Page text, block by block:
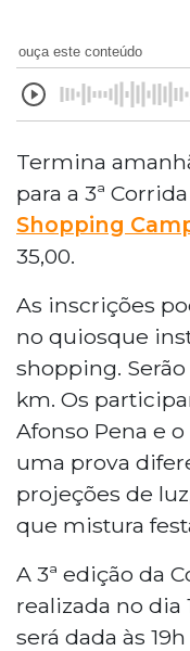
ouça este conteúdo
Termina
para a 3ª
Shopping
35,00.
As inscrições
no quiosque
shopping.
km. Os
Afonso Pena e
uma prova
projeções de
que mistura
A 3ª edição da
realizada no dia
será dada às